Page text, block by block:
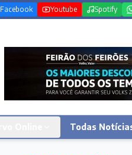
Facebook Youtube Spotify
Todas